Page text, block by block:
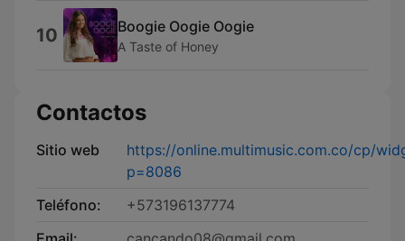
10 Boogie Oogie Oogie
A Taste of Honey
Contactos
Sitio web
https://online.multimusic.com.co/cp/
p=8086
Teléfono:
+573196137774